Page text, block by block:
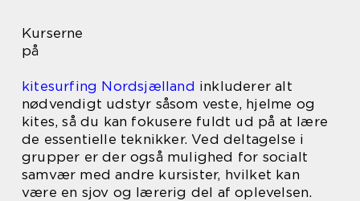
Kurserne
på
kitesurfing Nordsjælland inkluderer alt
nødvendigt udstyr såsom veste, hjelme og
kites, så du kan fokusere fuldt ud på at lære
de essentielle teknikker. Ved deltagelse i
grupper er der også mulighed for socialt
samvær med andre kursister, hvilket kan
være en sjov og lærerig del af oplevelsen.